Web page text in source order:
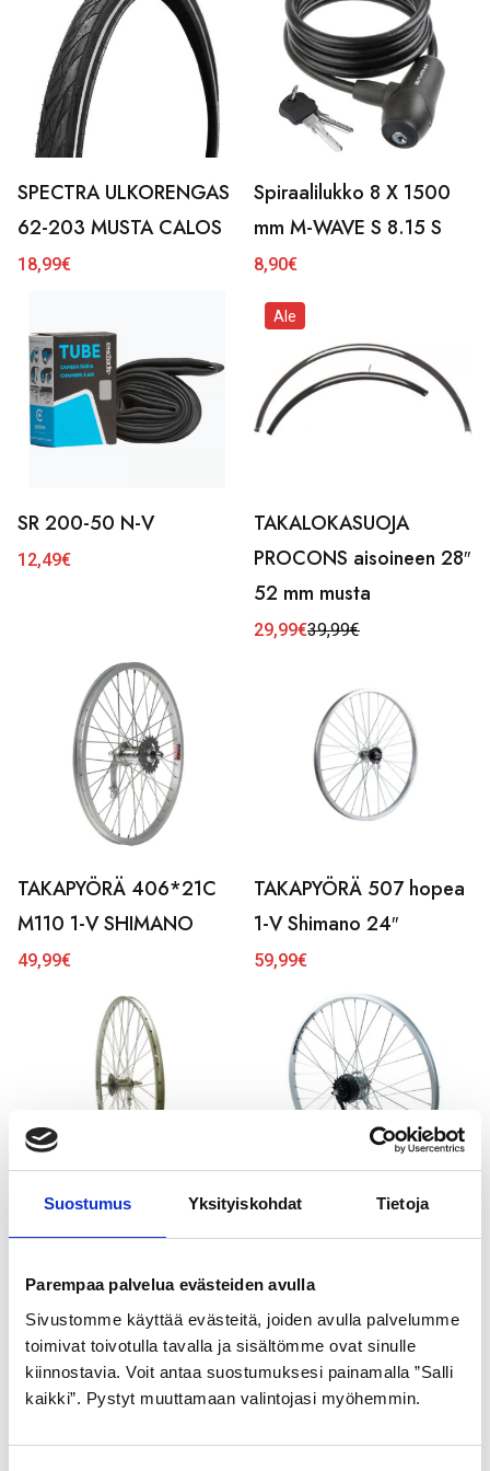
Suostumus Yksityiskohdat Tietoja
Parempaa palvelua evästeiden avulla
Sivustomme käyttää evästeitä, joiden avulla palvelumme
toimivat toivotulla tavalla ja sisältömme ovat sinulle
kiinnostavia. Voit antaa suostumuksesi painamalla ”Salli
kaikki”. Pystyt muuttamaan valintojasi myöhemmin.
SPECTRA ULKORENGAS
62-203 MUSTA CALOS
18,99€
Spiraalilukko 8 X 1500
mm M-WAVE S 8.15 S
8,90€
SR 200-50 N-V
12,49€
Ale
TAKALOKASUOJA
PROCONS aisoineen 28″
52 mm musta
39,99€
Alkuperäinen
29,99€
Nykyinen
TAKAPYÖRÄ 406*21C
M110 1-V SHIMANO
49,99€
TAKAPYÖRÄ 507 hopea
1-V Shimano 24″
59,99€
TAKAPYÖRÄ 559 hopea
59,99€
TAKAPYÖRÄ 559 hopea
tuplapohja vanne
169,99€